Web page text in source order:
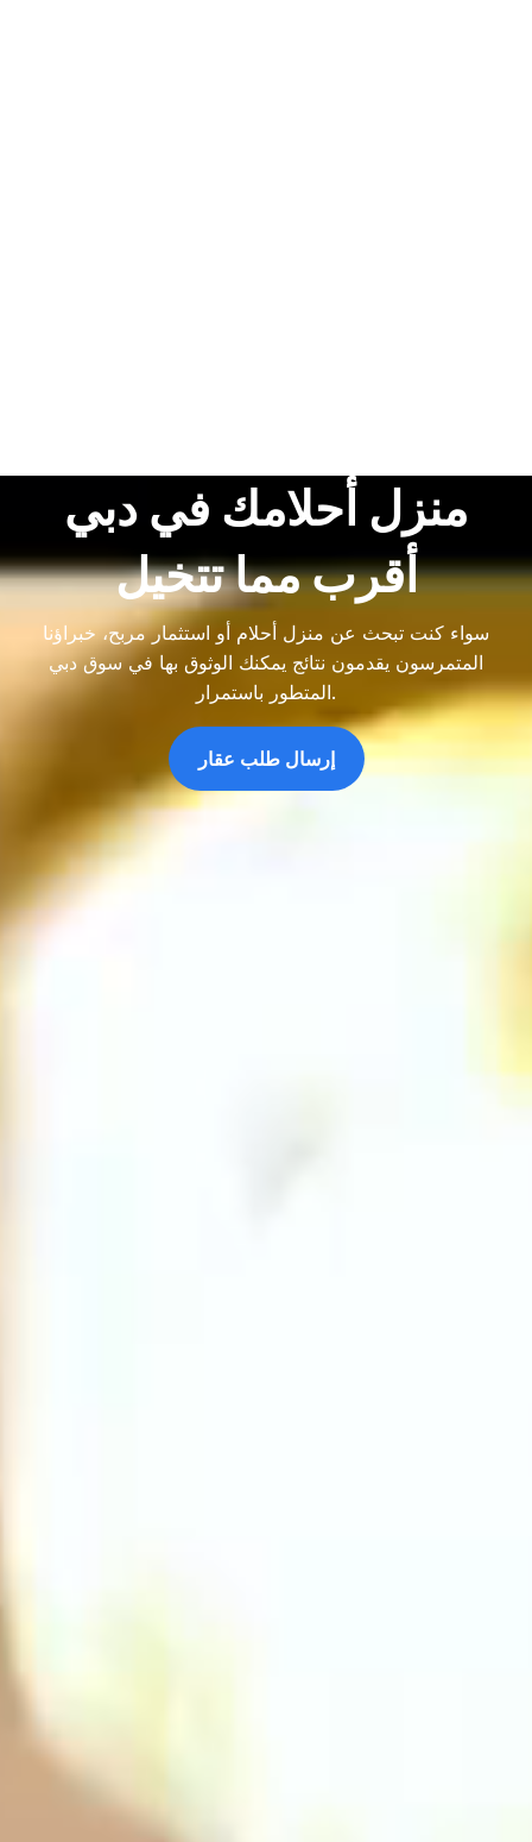
منزل أحلامك في دبي
أقرب مما تتخيل
سواء كنت تبحث عن منزل أحلام أو استثمار مربح، خبراؤنا
المتمرسون يقدمون نتائج يمكنك الوثوق بها في سوق دبي
المتطور باستمرار.
إرسال طلب عقار